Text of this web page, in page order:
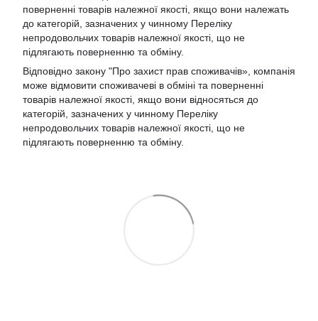
поверненні товарів належної якості, якщо вони належать
до категорій, зазначених у чинному Переліку
непродовольчих товарів належної якості, що не
підлягають поверненню та обміну.
Відповідно закону "Про захист прав споживачів», компанія
може відмовити споживачеві в обміні та поверненні
товарів належної якості, якщо вони відносяться до
категорій, зазначених у чинному Переліку
непродовольчих товарів належної якості, що не
підлягають поверненню та обміну.